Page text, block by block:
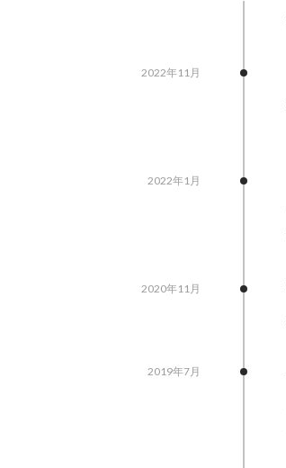
2022年11月
2022年1月
2020年11月
2019年7月